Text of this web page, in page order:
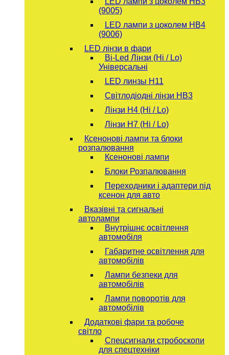
(9005)
LED лампи з цоколем HB4
(9006)
LED лінзи в фари
Bi-Led Лінзи (Hi / Lo)
Універсальні
LED линзы H11
Світлодіодні лінзи HB3
Лінзи Н4 (Hi / Lo)
Лінзи Н7 (Hi / Lo)
Ксенонові лампи та блоки
розпалювання
Ксенонові лампи
Блоки Розпалювання
Переходники і адаптери під
ксенон для авто
Вказівні та сигнальні
автолампи
Внутрішнє освітлення
автомобіля
Габаритне освітлення для
автомобілів
Лампи безпеки для
автомобілів
Лампи поворотів для
автомобілів
Додаткові фари та робоче
світло
Спецсигнали стробоскопи
для спецтехніки